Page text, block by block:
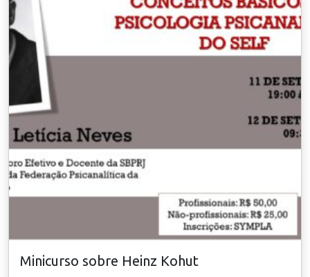
Minicurso sobre Heinz Kohut